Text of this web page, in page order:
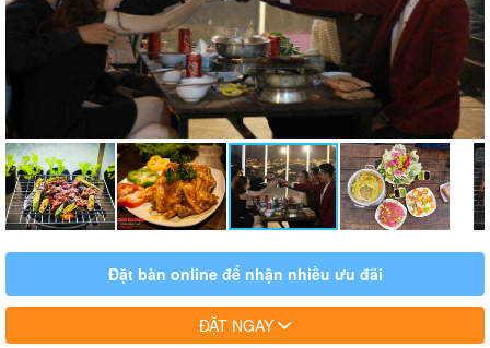
Đặt bàn online để nhận nhiều ưu đãi
ĐẶT NGAY